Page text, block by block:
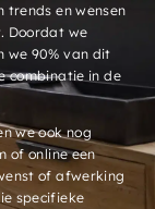
trends en wensen
Doordat we
we 90% van dit
combinatie in de
we ook nog
of online een
of afwerking
specifieke